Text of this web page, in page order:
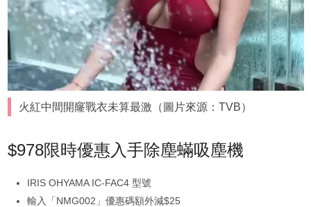
火紅中間開窿戰衣未算最激（圖片來源：TVB）
$978限時優惠入手除塵蟎吸塵機
IRIS OHYAMA IC-FAC4 型號
輸入「NMG002」優惠碼額外減$25